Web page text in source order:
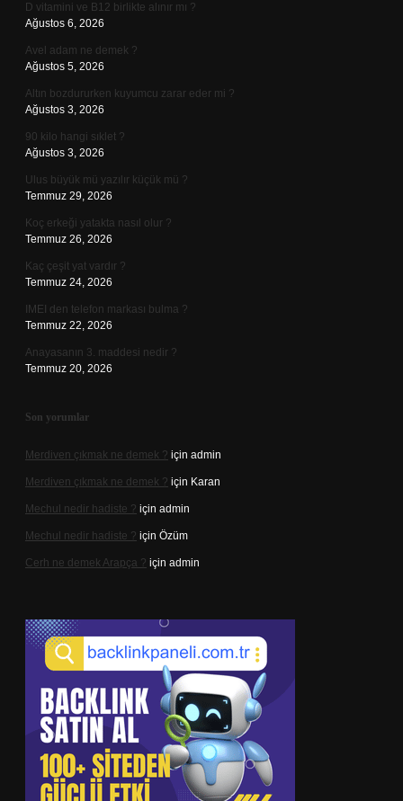
D vitamini ve B12 birlikte alınır mı ?
Ağustos 6, 2026
Avel adam ne demek ?
Ağustos 5, 2026
Altın bozdururken kuyumcu zarar eder mi ?
Ağustos 3, 2026
90 kilo hangi sıklet ?
Ağustos 3, 2026
Ulus büyük mü yazılır küçük mü ?
Temmuz 29, 2026
Koç erkeği yatakta nasıl olur ?
Temmuz 26, 2026
Kaç çeşit yat vardır ?
Temmuz 24, 2026
IMEI den telefon markası bulma ?
Temmuz 22, 2026
Anayasanın 3. maddesi nedir ?
Temmuz 20, 2026
Son yorumlar
Merdiven çıkmak ne demek ? için admin
Merdiven çıkmak ne demek ? için Karan
Mechul nedir hadiste ? için admin
Mechul nedir hadiste ? için Özüm
Cerh ne demek Arapça ? için admin